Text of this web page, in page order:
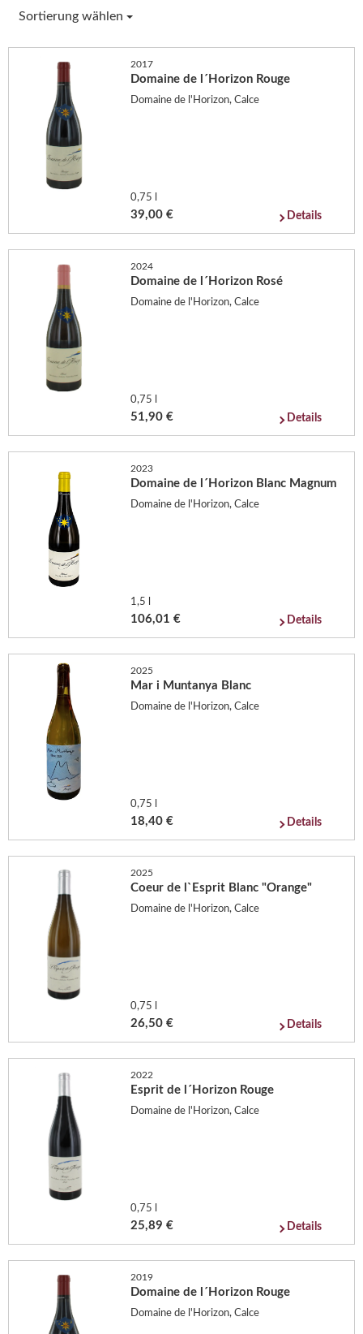
Sortierung wählen
2017
Domaine de l´Horizon Rouge
Domaine de l'Horizon, Calce
0,75 l
39,00 € Details
2024
Domaine de l´Horizon Rosé
Domaine de l'Horizon, Calce
0,75 l
51,90 € Details
2023
Domaine de l´Horizon Blanc Magnum
Domaine de l'Horizon, Calce
1,5 l
106,01 € Details
2025
Mar i Muntanya Blanc
Domaine de l'Horizon, Calce
0,75 l
18,40 € Details
2025
Coeur de l`Esprit Blanc "Orange"
Domaine de l'Horizon, Calce
0,75 l
26,50 € Details
2022
Esprit de l´Horizon Rouge
Domaine de l'Horizon, Calce
0,75 l
25,89 € Details
2019
Domaine de l´Horizon Rouge
Domaine de l'Horizon, Calce